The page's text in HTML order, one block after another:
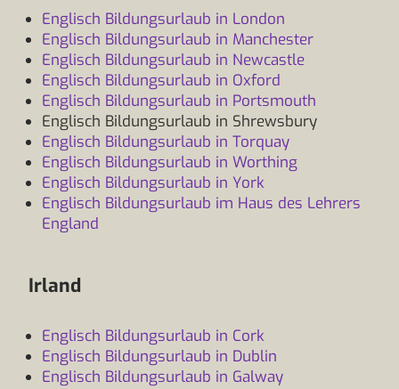
Englisch Bildungsurlaub in London
Englisch Bildungsurlaub in Manchester
Englisch Bildungsurlaub in Newcastle
Englisch Bildungsurlaub in Oxford
Englisch Bildungsurlaub in Portsmouth
Englisch Bildungsurlaub in Shrewsbury
Englisch Bildungsurlaub in Torquay
Englisch Bildungsurlaub in Worthing
Englisch Bildungsurlaub in York
Englisch Bildungsurlaub im Haus des Lehrers
England
Irland
Englisch Bildungsurlaub in Cork
Englisch Bildungsurlaub in Dublin
Englisch Bildungsurlaub in Galway